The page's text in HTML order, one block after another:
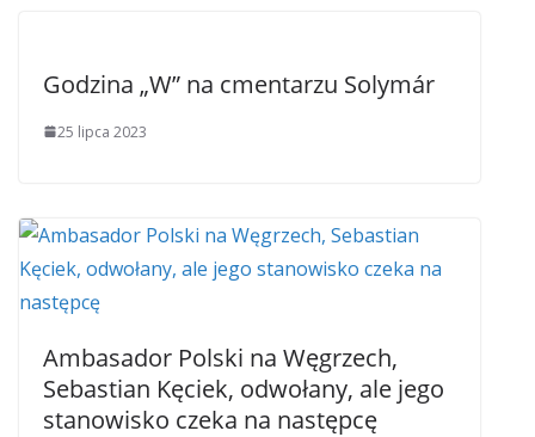
Godzina „W” na cmentarzu Solymár
25 lipca 2023
Ambasador Polski na Węgrzech,
Sebastian Kęciek, odwołany, ale jego
stanowisko czeka na następcę